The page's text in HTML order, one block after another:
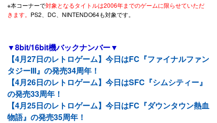
※本コーナーで対象となるタイトルは2006年までのゲームに限らせていただ
きます。 PS2、DC、NINTENDO64も対象です。
▼8bit/16bit機バックナンバー▼
【4月27日のレトロゲーム】今日はFC『ファイナルファン
タジーIII』の発売34周年！
【4月26日のレトロゲーム】今日はSFC『シムシティー』
の発売33周年！
【4月25日のレトロゲーム】今日はFC『ダウンタウン熱血
物語』の発売35周年！